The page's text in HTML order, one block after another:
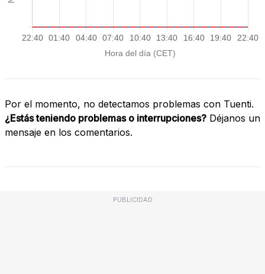
Por el momento, no detectamos problemas con Tuenti.
¿Estás teniendo problemas o interrupciones? Déjanos un
mensaje en los comentarios.
PUBLICIDAD